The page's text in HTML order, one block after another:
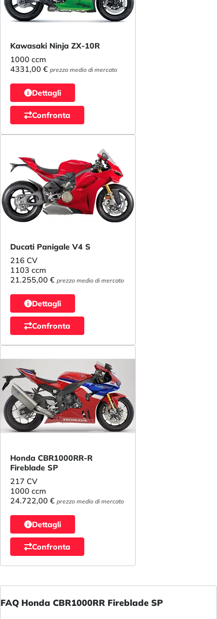
Kawasaki Ninja ZX-10R
1000 ccm
4331,00 € prezzo medio di mercato
Dettagli
Confronta
Ducati Panigale V4 S
216 CV
1103 ccm
21.255,00 € prezzo medio di mercato
Dettagli
Confronta
Honda CBR1000RR-R
Fireblade SP
217 CV
1000 ccm
24.722,00 € prezzo medio di mercato
Dettagli
Confronta
FAQ Honda CBR1000RR Fireblade SP